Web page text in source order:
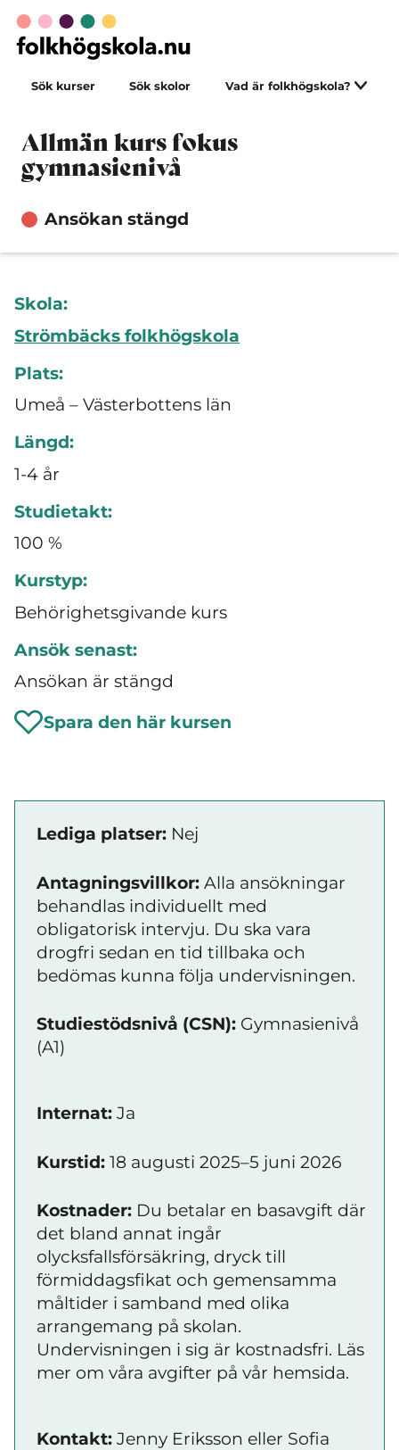
Sök kurser Sök skolor Vad är folkhögskola?
Allmän kurs fokus
gymnasienivå
Ansökan stängd
Skola:
Strömbäcks folkhögskola
Plats:
Umeå – Västerbottens län
Längd:
1-4 år
Studietakt:
100 %
Kurstyp:
Behörighetsgivande kurs
Ansök senast:
Ansökan är stängd
Spara den här kursen
Lediga platser: Nej
Antagningsvillkor: Alla ansökningar
behandlas individuellt med
obligatorisk intervju. Du ska vara
drogfri sedan en tid tillbaka och
bedömas kunna följa undervisningen.
Studiestödsnivå (CSN): Gymnasienivå
(A1)
Internat: Ja
Kurstid: 18 augusti 2025–5 juni 2026
Kostnader: Du betalar en basavgift där
det bland annat ingår
olycksfallsförsäkring, dryck till
förmiddagsfikat och gemensamma
måltider i samband med olika
arrangemang på skolan.
Undervisningen i sig är kostnadsfri. Läs
mer om våra avgifter på vår hemsida.
Kontakt: Jenny Eriksson eller Sofia